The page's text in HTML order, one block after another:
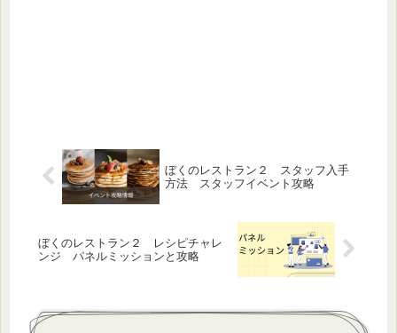
ぼくのレストラン２ スタッフ入手
方法 スタッフイベント攻略
ぼくのレストラン２ レシピチャレ
ンジ パネルミッションと攻略